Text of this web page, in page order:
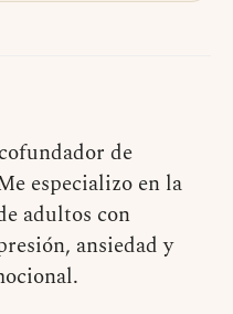
de
especializo en la
adultos con
ansiedad y